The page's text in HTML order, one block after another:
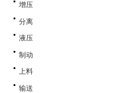
增压
分离
液压
制动
上料
输送